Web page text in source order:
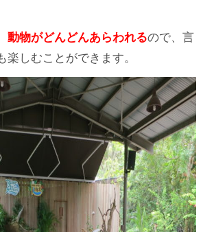
動物がどんどんあらわれるので、言
しむことができます。